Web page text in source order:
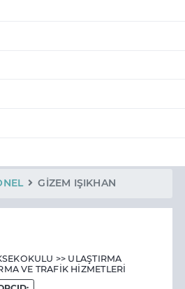
GİZEM IŞIKHAN
>> ULAŞTIRMA
VE TRAFİK HİZMETLERİ